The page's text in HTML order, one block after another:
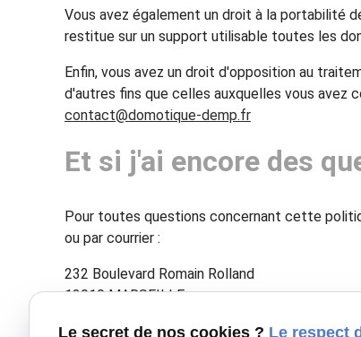
Vous avez également un droit à la portabilité
restitue sur un support utilisable toutes les
Enfin, vous avez un droit d'opposition au
d'autres fins que celles auxquelles vous avez
contact@domotique-demp.fr
Et si j'ai encore des
Pour toutes questions concernant cette
ou par courrier :
232 Boulevard Romain Rolland
13010 MARSEILLE
Le secret de nos cookies ? Le respect